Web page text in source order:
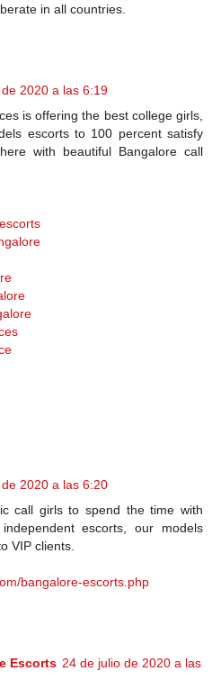
in all countries.
2020 a las 6:19
is offering the best college girls,
escorts to 100 percent satisfy
with beautiful Bangalore call
2020 a las 6:20
call girls to spend the time with
escorts, our models
VIP clients.
bangalore-escorts.php
Escorts 24 de julio de 2020 a las